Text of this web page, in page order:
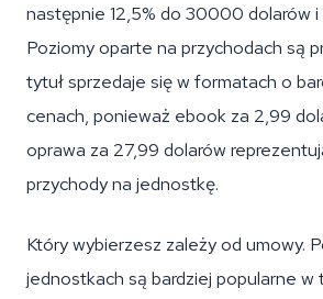
następnie 12,5% do 30000 dolarów i
Poziomy oparte na przychodach są
tytuł sprzedaje się w formatach o
cenach, ponieważ ebook za 2,99
oprawa za 27,99 dolarów
przychody na jednostkę.
Który wybierzesz zależy od umowy.
jednostkach są bardziej popularne w